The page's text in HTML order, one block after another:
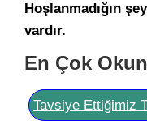
Hoşlanmadığın
vardır.
En Çok
Tavsiye Ettiğimiz